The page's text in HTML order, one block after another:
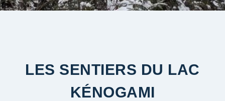
LES SENTIERS DU LAC
KÉNOGAMI